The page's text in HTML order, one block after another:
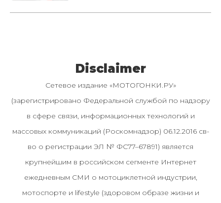
Disclaimer
Сетевое издание «МОТОГОНКИ.РУ»
(зарегистрировано Федеральной службой по надзору
в сфере связи, информационных технологий и
массовых коммуникаций (Роскомнадзор) 06.12.2016 св-
во о регистрации ЭЛ № ФС77–67891) является
крупнейшим в российском сегменте Интернет
ежедневным СМИ о мотоциклетной индустрии,
мотоспорте и lifestyle (здоровом образе жизни и